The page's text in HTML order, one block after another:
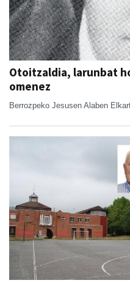
Otoitzaldia, larunbat
omenez
Berrozpeko Jesusen Alaben